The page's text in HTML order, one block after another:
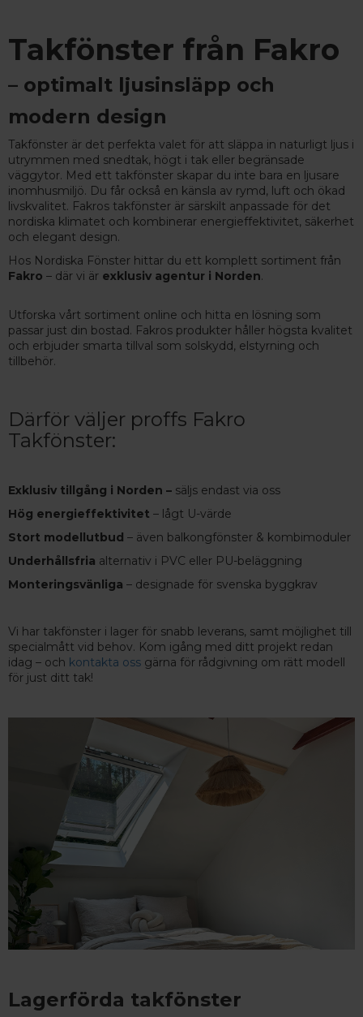
Takfönster från Fakro
– optimalt ljusinsläpp och
modern design
Takfönster är det perfekta valet för att släppa in naturligt ljus i
utrymmen med snedtak, högt i tak eller begränsade
väggytor. Med ett takfönster skapar du inte bara en ljusare
inomhusmiljö. Du får också en känsla av rymd, luft och ökad
livskvalitet. Fakros takfönster är särskilt anpassade för det
nordiska klimatet och kombinerar energieffektivitet, säkerhet
och elegant design.
Hos Nordiska Fönster hittar du ett komplett sortiment från
Fakro – där vi är exklusiv agentur i Norden.
Utforska vårt sortiment online och hitta en lösning som
passar just din bostad. Fakros produkter håller högsta kvalitet
och erbjuder smarta tillval som solskydd, elstyrning och
tillbehör.
Därför väljer proffs Fakro
Takfönster:
Exklusiv tillgång i Norden – säljs endast via oss
Hög energieffektivitet – lågt U-värde
Stort modellutbud – även balkongfönster & kombimoduler
Underhållsfria alternativ i PVC eller PU-beläggning
Monteringsvänliga – designade för svenska byggkrav
Vi har takfönster i lager för snabb leverans, samt möjlighet till
specialmått vid behov. Kom igång med ditt projekt redan
idag – och kontakta oss gärna för rådgivning om rätt modell
för just ditt tak!
Lagerförda takfönster